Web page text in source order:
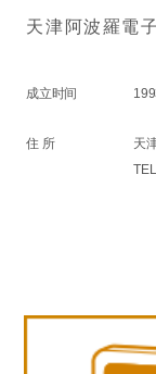
天津阿波羅電
成立时间
住 所
天